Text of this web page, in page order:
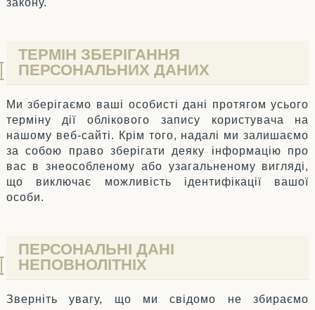
закону.
ТЕРМІН ЗБЕРІГАННЯ
ПЕРСОНАЛЬНИХ ДАНИХ
Ми зберігаємо ваші особисті дані протягом усього
терміну дії облікового запису користувача на
нашому веб-сайті. Крім того, надалі ми залишаємо
за собою право зберігати деяку інформацію про
вас в знеособленому або узагальненому вигляді,
що виключає можливість ідентифікації вашої
особи.
ПЕРСОНАЛЬНІ ДАНІ
НЕПОВНОЛІТНІХ
Зверніть увагу, що ми свідомо не збираємо